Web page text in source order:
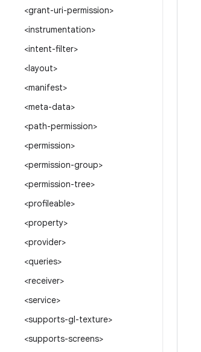
<grant-uri-permission>
<instrumentation>
<intent-filter>
<layout>
<manifest>
<meta-data>
<path-permission>
<permission>
<permission-group>
<permission-tree>
<profileable>
<property>
<provider>
<queries>
<receiver>
<service>
<supports-gl-texture>
<supports-screens>